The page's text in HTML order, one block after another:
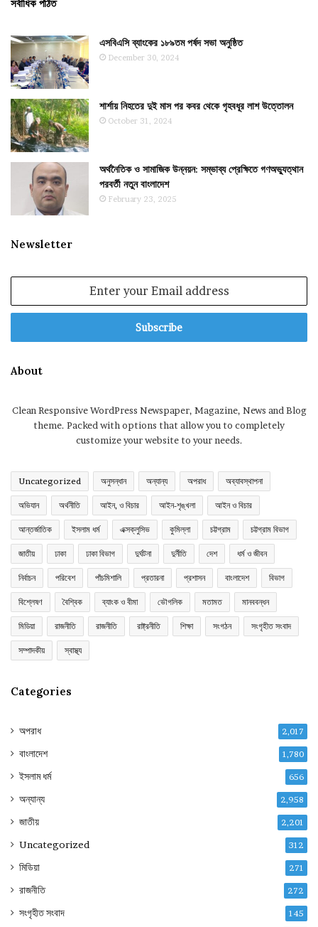
সর্বাধিক পঠিত
এসবিএসি ব্যাংকের ১৮৯তম পর্ষদ সভা অনুষ্ঠিত
December 30, 2024
শার্শায় নিহতের দুই মাস পর কবর থেকে গৃহবধূর লাশ উত্তোলন
October 31, 2024
অর্থনৈতিক ও সামাজিক উন্নয়ন: সম্ভাব্য প্রেক্ষিতে গণঅভ্যুত্থান
পরবর্তী নতুন বাংলাদেশ
February 23, 2025
Newsletter
Email
About
Clean Responsive WordPress Newspaper, Magazine, News and Blog
theme. Packed with options that allow you to completely
customize your website to your needs.
Uncategorized অনুসন্ধান অন্যান্য অপরাধ অব্যাবস্থাপনা
অভিযান অর্থনীতি আইন, ও বিচার আইন-শৃঙ্খলা আইন ও বিচার
আন্তর্জাতিক ইসলাম ধর্ম এক্সক্লুসিভ কুমিল্লা চট্টগ্রাম চট্টগ্রাম বিভাগ
জাতীয় ঢাকা ঢাকা বিভাগ দুর্ঘটনা দুর্নীতি দেশ ধর্ম ও জীবন
নির্বাচন পরিবেশ পাঁচমিশালি প্রতারনা প্রশাসন বাংলাদেশ বিভাগ
বিশ্লেষণ বৈশ্বিক ব্যাংক ও বীমা ভৌগলিক মতামত মানববন্ধন
মিডিয়া রাজনীতি রাজনীতি রাষ্ট্রনীতি শিক্ষা সংগঠন সংগৃহীত সংবাদ
সম্পাদকীয় স্বাস্থ্য
Categories
অপরাধ 2,017
বাংলাদেশ 1,780
ইসলাম ধর্ম 656
অন্যান্য 2,958
জাতীয় 2,201
Uncategorized 312
মিডিয়া 271
রাজনীতি 272
সংগৃহীত সংবাদ 145